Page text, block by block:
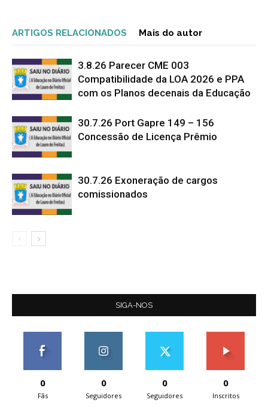
ARTIGOS RELACIONADOS Mais do autor
3.8.26 Parecer CME 003
Compatibilidade da LOA 2026 e PPA
com os Planos decenais da Educação
30.7.26 Port Gapre 149 – 156
Concessão de Licença Prêmio
30.7.26 Exoneração de cargos
comissionados
SIGA-NOS
0
Fãs
0
Seguidores
0
Seguidores
0
Inscritos